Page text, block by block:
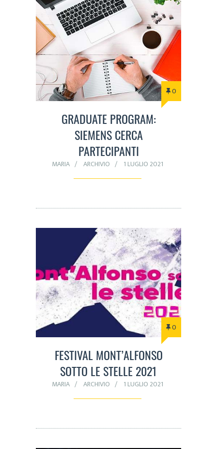
0
GRADUATE PROGRAM:
SIEMENS CERCA
PARTECIPANTI
MARIA ARCHIVIO 1 LUGLIO 2021
0
FESTIVAL MONT’ALFONSO
SOTTO LE STELLE 2021
MARIA ARCHIVIO 1 LUGLIO 2021